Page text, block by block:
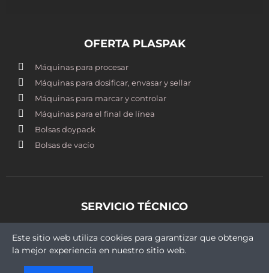
OFERTA PLASPAK
Máquinas para procesar
Máquinas para dosificar, envasar y sellar
Máquinas para marcar y controlar
Máquinas para el final de línea
Bolsas doypack
Bolsas de vacío
SERVICIO TÉCNICO
+569 5409 9430
Este sitio web utiliza cookies para garantizar que obtenga
la mejor experiencia en nuestro sitio web.